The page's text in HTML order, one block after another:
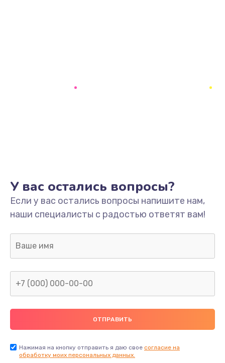
У вас остались вопросы?
Если у вас остались вопросы напишите нам,
наши специалисты с радостью ответят вам!
Нажимая на кнопку отправить я даю свое согласие на
обработку моих персональных данных.